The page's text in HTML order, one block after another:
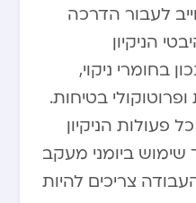
לעבור הדרכה
הניקיון
בחומרי ניקוי,
בטיחות.
פעולות הניקיון
שימוש ביומני מעקב
העבודה צריכים להיות